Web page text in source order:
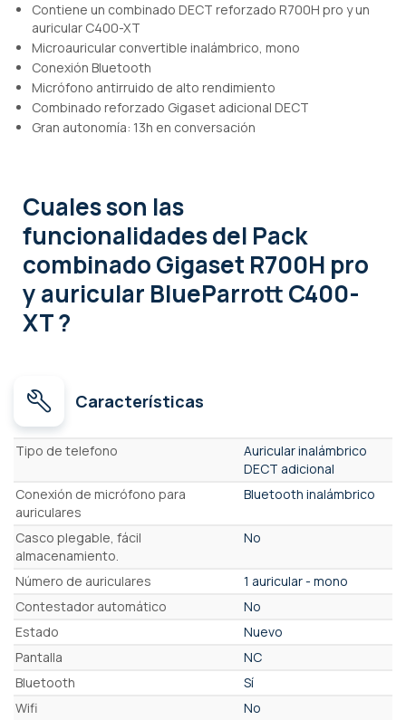
Contiene un combinado DECT reforzado R700H pro y un
auricular C400-XT
Microauricular convertible inalámbrico, mono
Conexión Bluetooth
Micrófono antirruido de alto rendimiento
Combinado reforzado Gigaset adicional DECT
Gran autonomía: 13h en conversación
Cuales son las
funcionalidadesdel Pack
combinado Gigaset R700H pro
y auricular BlueParrott C400-
XT ?
Características
Características
Tipo de telefono
Auricular inalámbrico
DECT adicional
Conexión de micrófono para
auriculares
Bluetooth inalámbrico
Casco plegable, fácil
almacenamiento.
No
Número de auriculares
1 auricular - mono
Contestador automático
No
Estado
Nuevo
Pantalla
NC
Bluetooth
Sí
Wifi
No